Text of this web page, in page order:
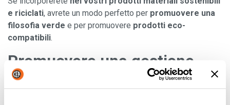
e riciclati, avrete un modo perfetto per promuovere una
filosofia verde e per promuovere prodotti eco-
compatibili.
Promuovere una gestione
ecologica dei rifiuti